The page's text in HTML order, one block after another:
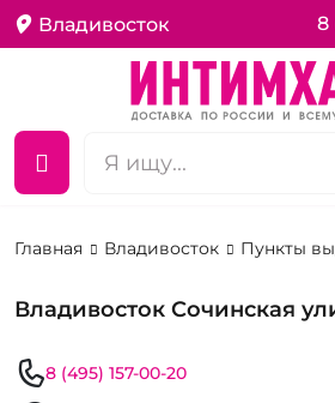
Владивосток 8
Главная Владивосток Пункты
Владивосток Сочинская
8 (495) 157-00-20